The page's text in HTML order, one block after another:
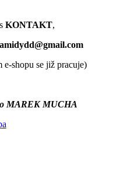
KONTAKT,
e-shopu se již pracuje)
MAREK MUCHA